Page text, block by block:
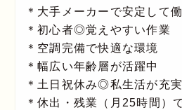
＊大手メーカーで安定して
＊初心者◎覚えやすい作業
＊空調完備で快適な環境
＊幅広い年齢層が活躍中
＊土日祝休み◎私生活が充実
＊休出・残業（月25時間）